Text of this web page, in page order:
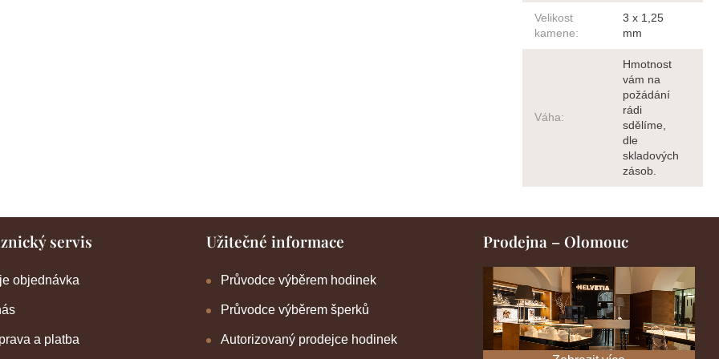
Velikost
kamene:
3 x 1,25
mm
Váha:
Hmotnost
vám na
požádání
rádi
sdělíme,
dle
skladových
zásob.
servis
objednávka
a platba
Užitečné informace
Průvodce výběrem hodinek
Průvodce výběrem šperků
Autorizovaný prodejce hodinek
Prodejna – Olomouc